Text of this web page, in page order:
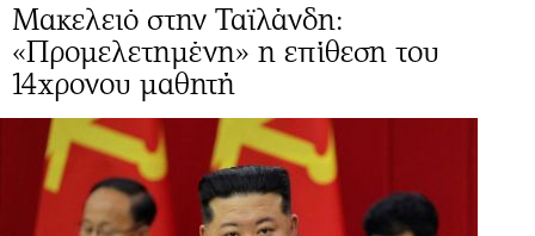
Μακελειό στην Ταϊλάνδη:
«Προμελετημένη» η επίθεση του
14χρονου μαθητή